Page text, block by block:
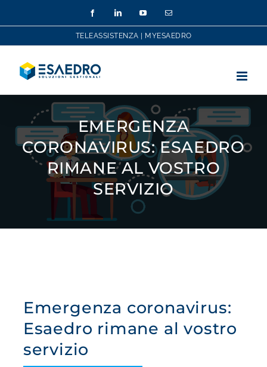
FacebookLinkedInYouTubeEmail
TELEASSISTENZA MYESAEDRO
EMERGENZA
CORONAVIRUS: ESAEDRO
RIMANE AL VOSTRO
SERVIZIO
Emergenza coronavirus:
Esaedro rimane al vostro
servizio